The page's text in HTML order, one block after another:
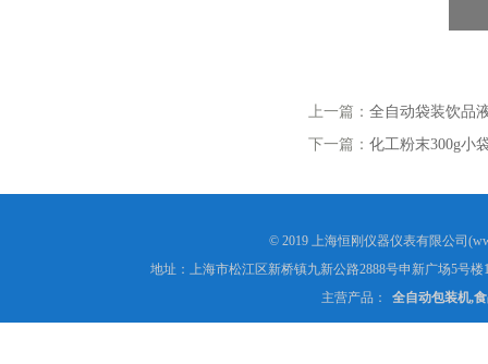
上一篇： 全自动袋装饮品
下一篇： 化工粉末300g小
© 2019 上海恒刚仪器仪表有限公司
地址：上海市松江区新桥镇九新公路2888号申新广场5号楼
主营产品：
全自动包装机,